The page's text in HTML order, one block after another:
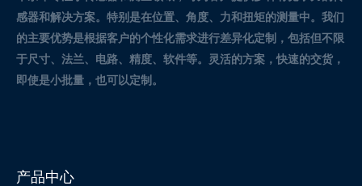
感器和解决方案。 特别是在位置、角度、力和扭矩的测量中。 我们
的主要优势是根据客户的个性化需求进行差异化定制，包括但不限
于尺寸、法兰、电路、精度、软件等。灵活的方案，快速的交货，
即使是小批量，也可以定制。
产品中心